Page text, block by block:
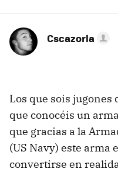
Cscazorla
Los que sois jugones
que conocéis un
que gracias a la
(US Navy) este arma
convertirse en